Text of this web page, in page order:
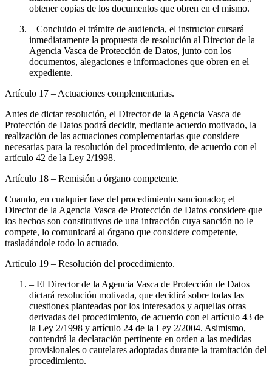
obtener copias de los documentos que obren en el mismo.
– Concluido el trámite de audiencia, el instructor cursará
inmediatamente la propuesta de resolución al Director de la
Agencia Vasca de Protección de Datos, junto con los
documentos, alegaciones e informaciones que obren en el
expediente.
Artículo 17 – Actuaciones complementarias.
Antes de dictar resolución, el Director de la Agencia Vasca de
Protección de Datos podrá decidir, mediante acuerdo motivado, la
realización de las actuaciones complementarias que considere
necesarias para la resolución del procedimiento, de acuerdo con el
artículo 42 de la Ley 2/1998.
Artículo 18 – Remisión a órgano competente.
Cuando, en cualquier fase del procedimiento sancionador, el
Director de la Agencia Vasca de Protección de Datos considere que
los hechos son constitutivos de una infracción cuya sanción no le
compete, lo comunicará al órgano que considere competente,
trasladándole todo lo actuado.
Artículo 19 – Resolución del procedimiento.
– El Director de la Agencia Vasca de Protección de Datos
dictará resolución motivada, que decidirá sobre todas las
cuestiones planteadas por los interesados y aquellas otras
derivadas del procedimiento, de acuerdo con el artículo 43 de
la Ley 2/1998 y artículo 24 de la Ley 2/2004. Asimismo,
contendrá la declaración pertinente en orden a las medidas
provisionales o cautelares adoptadas durante la tramitación del
procedimiento.